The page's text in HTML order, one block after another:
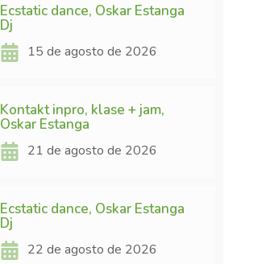
Ecstatic dance, Oskar Estanga
Dj
15 de agosto de 2026
Kontakt inpro, klase + jam,
Oskar Estanga
21 de agosto de 2026
Ecstatic dance, Oskar Estanga
Dj
22 de agosto de 2026